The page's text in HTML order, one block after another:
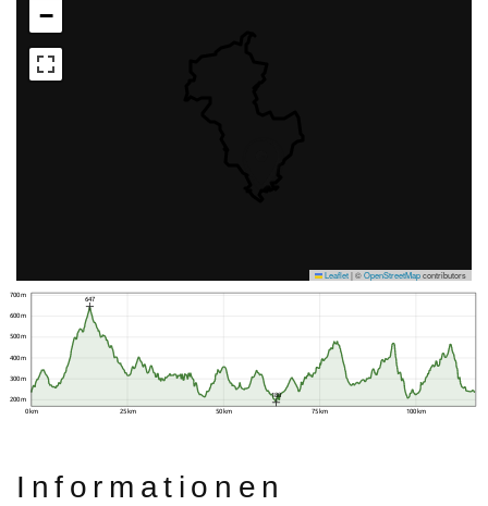
−
Leaflet|©OpenStreetMapcontributors
0 km 25 km 50 km 75 km 100 km
200 m
300 m
400 m
500 m
600 m
700 m
188
647
Informationen